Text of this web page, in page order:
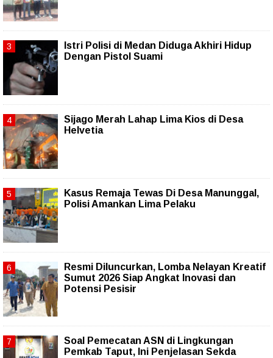
Istri Polisi di Medan Diduga Akhiri Hidup
Dengan Pistol Suami
Sijago Merah Lahap Lima Kios di Desa
Helvetia
Kasus Remaja Tewas Di Desa Manunggal,
Polisi Amankan Lima Pelaku
Resmi Diluncurkan, Lomba Nelayan Kreatif
Sumut 2026 Siap Angkat Inovasi dan
Potensi Pesisir
Soal Pemecatan ASN di Lingkungan
Pemkab Taput, Ini Penjelasan Sekda